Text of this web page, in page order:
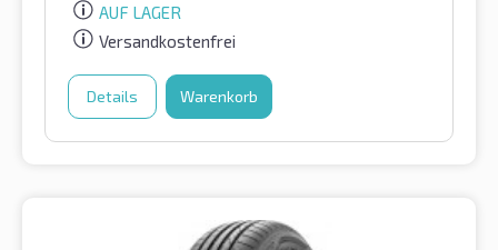
AUF LAGER
Versandkostenfrei
Details Warenkorb